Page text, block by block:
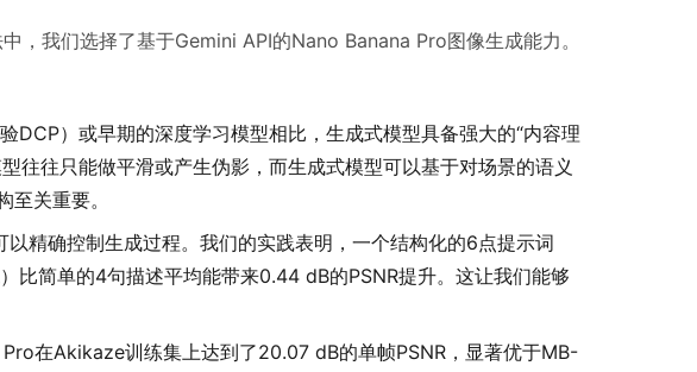
，我们选择了基于Gemini API的Nano Banana Pro图像生成能力。
DCP）或早期的深度学习模型相比，生成式模型具备强大的“内容理
往往只能做平滑或产生伪影，而生成式模型可以基于对场景的语义
关重要。
精确控制生成过程。我们的实践表明，一个结构化的6点提示词
比简单的4句描述平均能带来0.44 dB的PSNR提升。这让我们能够
在Akikaze训练集上达到了20.07 dB的单帧PSNR，显著优于MB-